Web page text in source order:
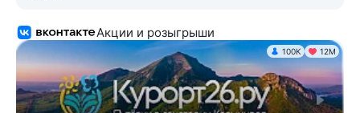
Акции и розыгрыши
100K 12М